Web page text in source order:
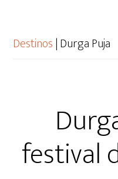
Destinos|Durga Puja
festival